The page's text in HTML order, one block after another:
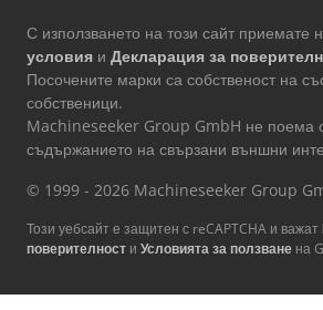
С използването на този сайт приемате
условия и Декларация за
Посочените марки са собственост на
собственици.
Machineseeker Group GmbH не поема
съдържанието на свързани външни
© 1999 - 2026 Machineseeker Group
Този уебсайт е защитен с reCAPTCHA и важат
поверителност и Условията за ползване на